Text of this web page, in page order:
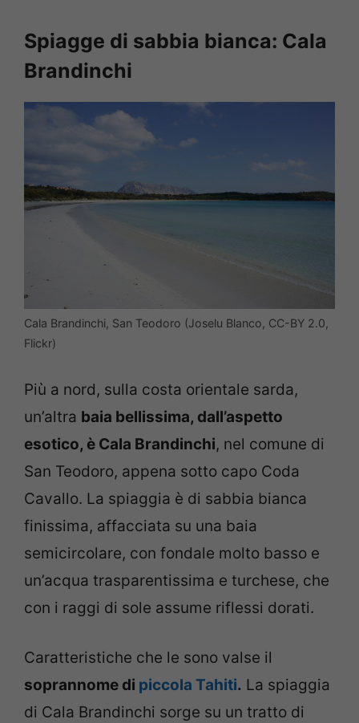
Spiagge di sabbia bianca: Cala
Brandinchi
Cala Brandinchi, San Teodoro (Joselu Blanco, CC-BY 2.0,
Flickr)
Più a nord, sulla costa orientale sarda,
un’altra baia bellissima, dall’aspetto
esotico, è Cala Brandinchi, nel comune di
San Teodoro, appena sotto capo Coda
Cavallo. La spiaggia è di sabbia bianca
finissima, affacciata su una baia
semicircolare, con fondale molto basso e
un’acqua trasparentissima e turchese, che
con i raggi di sole assume riflessi dorati.
Caratteristiche che le sono valse il
soprannome di piccola Tahiti. La spiaggia
di Cala Brandinchi sorge su un tratto di